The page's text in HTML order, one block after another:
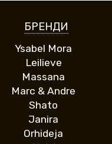
БРЕНДИ
Ysabel Mora
Leilieve
Massana
Marc & Andre
Shato
Janira
Orhideja